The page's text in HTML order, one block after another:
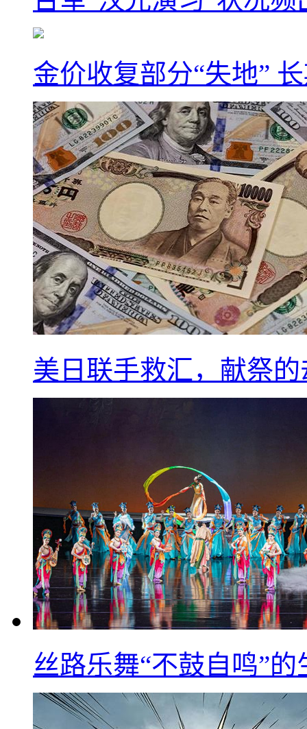
金价收复部分“失地”
美日联手救汇，献祭
丝路乐舞“不鼓自鸣”